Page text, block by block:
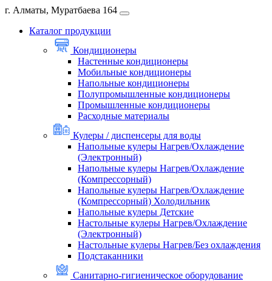
г. Алматы, Муратбаева 164
Каталог продукции
Кондиционеры
Настенные кондиционеры
Мобильные кондиционеры
Напольные кондиционеры
Полупромышленные кондиционеры
Промышленные кондиционеры
Расходные материалы
Кулеры / диспенсеры для воды
Напольные кулеры Нагрев/Охлаждение
(Электронный)
Напольные кулеры Нагрев/Охлаждение
(Компрессорный)
Напольные кулеры Нагрев/Охлаждение
(Компрессорный) Холодильник
Напольные кулеры Детские
Настольные кулеры Нагрев/Охлаждение
(Электронный)
Настольные кулеры Нагрев/Без охлаждения
Подстаканники
Санитарно-гигиеническое оборудование